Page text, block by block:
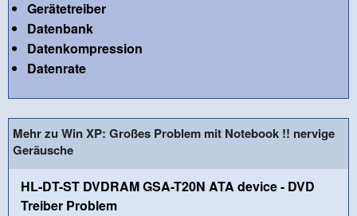
Gerätetreiber
Datenbank
Datenkompression
Datenrate
Mehr zu Win XP: Großes Problem mit Notebook !! nervige
Geräusche
HL-DT-ST DVDRAM GSA-T20N ATA device - DVD
Treiber Problem